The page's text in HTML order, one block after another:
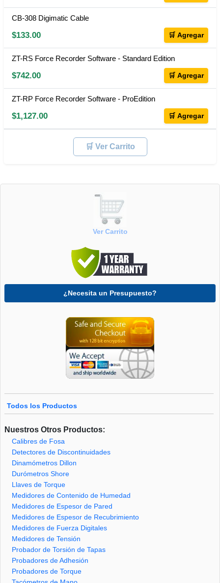
CB-308 Digimatic Cable
$133.00 🛒 Agregar
ZT-RS Force Recorder Software - Standard Edition
$742.00 🛒 Agregar
ZT-RP Force Recorder Software - ProEdition
$1,127.00 🛒 Agregar
🛒 Ver Carrito
Ver Carrito
¿Necesita un Presupuesto?
Todos los Productos
Nuestros Otros Productos:
Calibres de Fosa
Detectores de Discontinuidades
Dinamómetros Dillon
Durómetros Shore
Llaves de Torque
Medidores de Contenido de Humedad
Medidores de Espesor de Pared
Medidores de Espesor de Recubrimiento
Medidores de Fuerza Digitales
Medidores de Tensión
Probador de Torsión de Tapas
Probadores de Adhesión
Probadores de Torque